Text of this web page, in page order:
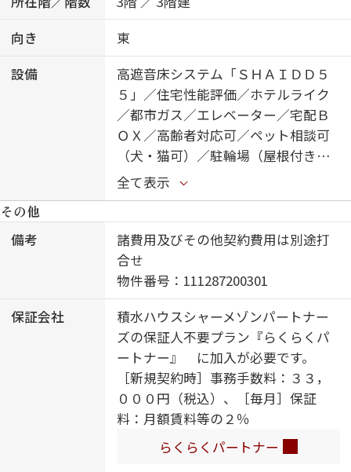
向き
東
設備
高遮音床システム「ＳＨＡＩＤＤ５
５」／住宅性能評価／ホテルライク
／都市ガス／エレベーター／宅配Ｂ
ＯＸ／高齢者対応可／ペット相談可
（犬・猫可）／駐輪場（屋根付き）
／オートロック／防犯カメラ／ＢＳ
／４Ｋ・８Ｋ対応／ＬＧＢＴＱフレ
ンドリー／ワークスペース／角部屋
／アクセントクロス／フローリング
／モニタ付ドアホン／全身ミラー／
間接照明／ダウンライト／インター
ネット無料（Ｗｉ－Ｆｉ対応）／Ｉ
ＯＴ対応／給湯箇所（浴室・台所・
洗面所）／エコジョーズ／給湯器
（追焚機能付）／太陽光発電／ＺＥ
Ｈ（ネット・ゼロ・エネルギー・ハ
ウス）／建築物省エネ性能表示制度
（ＢＥＬＳ）／浴室乾燥機（暖房乾
燥）／シャワー／ユニットバス１４
全て表示
その他
備考
諸費用及びその他契約費用は別途打
合せ
物件番号：111287200301
保証会社
積水ハウスシャーメゾンパートナー
ズの保証人不要プラン『らくらくパ
ートナー』 に加入が必要です。
［新規契約時］事務手数料：３３，
０００円（税込）、［毎月］保証
料：月額賃料等の２％
らくらくパートナー